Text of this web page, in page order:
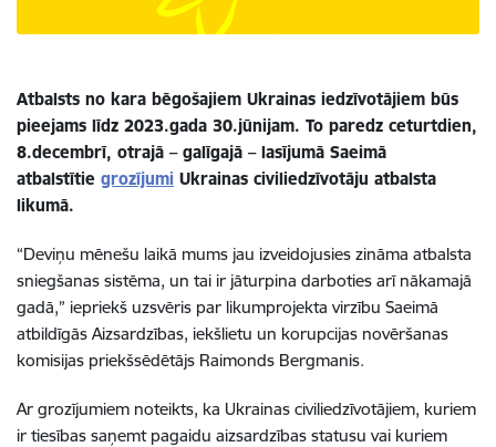
Atbalsts no kara bēgošajiem Ukrainas iedzīvotājiem būs
pieejams līdz 2023.gada 30.jūnijam. To paredz ceturtdien,
8.decembrī, otrajā – galīgajā – lasījumā Saeimā
atbalstītie grozījumi Ukrainas civiliedzīvotāju atbalsta
likumā.
“Deviņu mēnešu laikā mums jau izveidojusies zināma atbalsta
sniegšanas sistēma, un tai ir jāturpina darboties arī nākamajā
gadā,” iepriekš uzsvēris par likumprojekta virzību Saeimā
atbildīgās Aizsardzības, iekšlietu un korupcijas novēršanas
komisijas priekšsēdētājs Raimonds Bergmanis.
Ar grozījumiem noteikts, ka Ukrainas civiliedzīvotājiem, kuriem
ir tiesības saņemt pagaidu aizsardzības statusu vai kuriem